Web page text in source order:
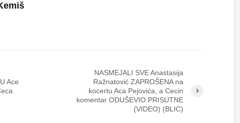
Ace
NASMEJALI SVE Anastasija
Ražnatović ZAPROŠENA na
kocertu Aca Pejovića, a Cecin
komentar ODUŠEVIO PRISUTNE
(VIDEO) (BLIC)